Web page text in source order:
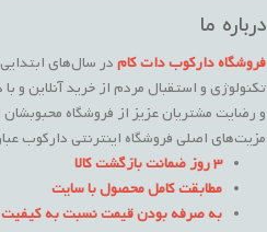
درباره ما
فروشگاه دارکوب دات کامدر سال‌های
تکنولوژی و استقبال مردم از خرید آنلاین و
و رضایت مشتریان عزیز از فروشگاه
مزیت‌های اصلی فروشگاه اینترنتی دارکوب
3 روز ضمانت بازگشت کالا
مطابقت کامل محصول با سایت
به صرفه بودن قیمت نسبت به کیفیت